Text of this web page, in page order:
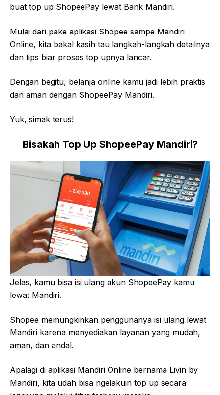
buat top up ShopeePay lewat Bank Mandiri.
Mulai dari pake aplikasi Shopee sampe Mandiri
Online, kita bakal kasih tau langkah-langkah detailnya
dan tips biar proses top upnya lancar.
Dengan begitu, belanja online kamu jadi lebih praktis
dan aman dengan ShopeePay Mandiri.
Yuk, simak terus!
Bisakah Top Up ShopeePay Mandiri?
Jelas, kamu bisa isi ulang akun ShopeePay kamu
lewat Mandiri.
Shopee memungkinkan penggunanya isi ulang lewat
Mandiri karena menyediakan layanan yang mudah,
aman, dan andal.
Apalagi di aplikasi Mandiri Online bernama Livin by
Mandiri, kita udah bisa ngelakuin top up secara